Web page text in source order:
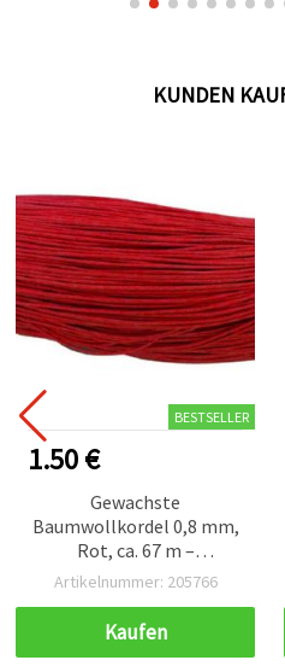
KUNDEN
BESTSELLER
1.50 €
Gewachste
Baumwollkordel 0,8 mm,
Rot, ca. 67 m –
Bastelkordel für
Schmuckherstellung
Artikelnummer: 205766
Kaufen